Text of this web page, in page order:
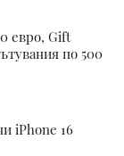
евро, Gift
по 500
iPhone 16